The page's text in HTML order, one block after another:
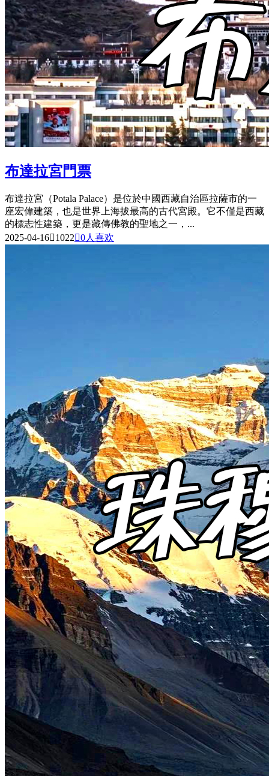
布達拉宮門票
布達拉宮（Potala Palace）是位於中國西藏自治區拉薩市的一
座宏偉建築，也是世界上海拔最高的古代宮殿。它不僅是西藏
的標志性建築，更是藏傳佛教的聖地之一，...
2025-04-1610220人喜欢